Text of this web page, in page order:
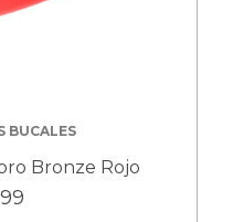
BUCALES
Bronze Rojo